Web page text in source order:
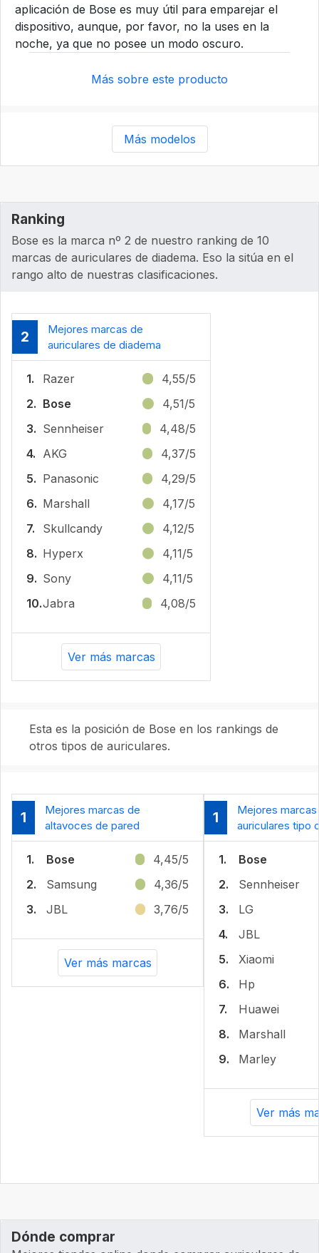
aplicación de Bose es muy útil para emparejar el
dispositivo, aunque, por favor, no la uses en la
noche, ya que no posee un modo oscuro.
Más sobre este producto
Más modelos
Ranking
Bose es la marca nº 2 de nuestro ranking de 10
marcas de auriculares de diadema. Eso la sitúa en el
rango alto de nuestras clasificaciones.
2
Mejores marcas de
auriculares de diadema
1. Razer
4,55/5
2. Bose
4,51/5
3. Sennheiser
4,48/5
4. AKG
4,37/5
5. Panasonic
4,29/5
6. Marshall
4,17/5
7.
Skullcandy
4,12/5
8. Hyperx
4,11/5
9. Sony
4,11/5
10.Jabra 4,08/5
Ver más marcas
Esta es la posición de Bose en los rankings de
otros tipos de auriculares.
1
Mejores marcas de
altavoces de pared
1. Bose
4,45/5
2.
Samsung
4,36/5
3.
JBL 3,76/5
Ver más marcas
1
Mejores
auriculares tipo
1.
Bose
2.
Sennheiser
3.
LG
4.
JBL
5.
Xiaomi
6.
Hp
7.
Huawei
8.
Marshall
9.
Marley
Ver más
Dónde comprar